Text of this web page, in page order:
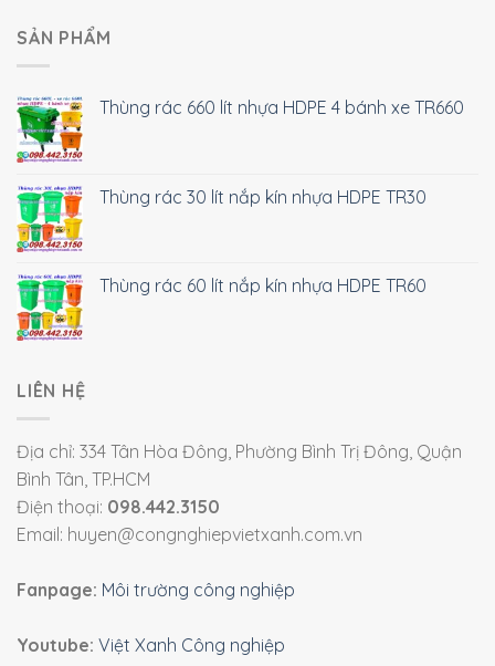
SẢN PHẨM
Thùng rác 660 lít nhựa HDPE 4 bánh xe TR660
Thùng rác 30 lít nắp kín nhựa HDPE TR30
Thùng rác 60 lít nắp kín nhựa HDPE TR60
LIÊN HỆ
Địa chỉ: 334 Tân Hòa Đông, Phường Bình Trị Đông, Quận
Bình Tân, TP.HCM
Điện thoại: 098.442.3150
Email: huyen@congnghiepvietxanh.com.vn
Fanpage: Môi trường công nghiệp
Youtube: Việt Xanh Công nghiệp